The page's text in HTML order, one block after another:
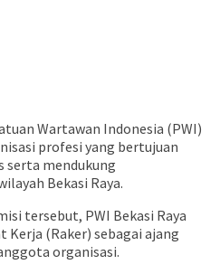
Wartawan Indonesia (PWI)
profesi yang bertujuan
mendukung
Bekasi Raya.
tersebut, PWI Bekasi Raya
(Raker) sebagai ajang
organisasi.